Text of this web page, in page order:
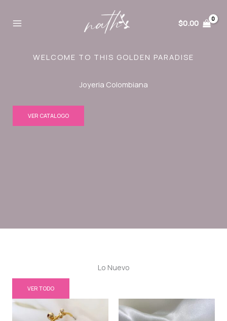
$0.00
WELCOME TO THIS GOLDEN PARADISE
Joyeria Colombiana
VER CATALOGO
Lo Nuevo
VER TODO